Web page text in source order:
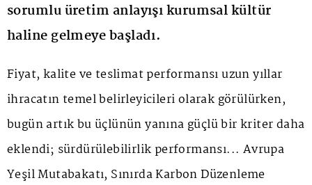
sorumlu üretim anlayışı kurumsal kültür
haline gelmeye başladı.
Fiyat, kalite ve teslimat performansı uzun yıllar
ihracatın temel belirleyicileri olarak görülürken,
bugün artık bu üçlünün yanına güçlü bir kriter daha
eklendi; sürdürülebilirlik performansı... Avrupa
Yeşil Mutabakatı, Sınırda Karbon Düzenleme